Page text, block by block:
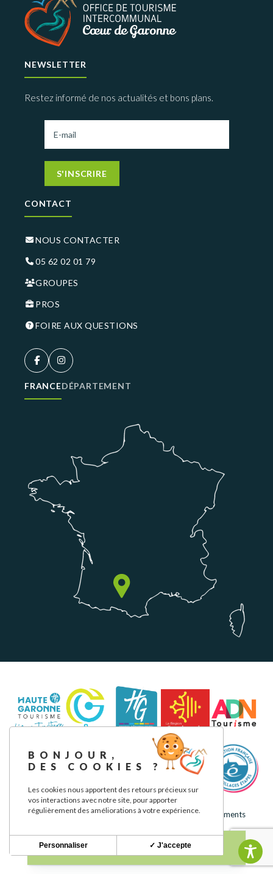
NEWSLETTER
Restez informé de nos actualités et bons plans.
S'INSCRIRE
CONTACT
NOUS CONTACTER
05 62 02 01 79
GROUPES
PROS
FOIRE AUX QUESTIONS
FRANCEDÉPARTEMENT
Mentions légalesPolitique de confidentialitéNos engagements
BONJOUR,
DES COOKIES ?
Les cookies nous apportent des retours précieux sur
vos interactions avec notre site, pour apporter
régulièrement des améliorations à votre expérience.
✓ J'accepte
Personnaliser